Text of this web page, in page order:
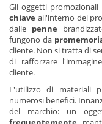
Gli oggetti promozionali
chiave all'interno dei
dalle penne
fungono da
cliente. Non si tratta di
di rafforzare
cliente.
L'utilizzo di materiali
numerosi benefici.
del marchio: un